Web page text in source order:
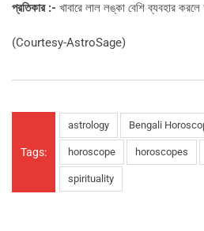
প্রতিকার :- খাবারে লাল লঙ্কা বেশি ব্যবহার
(Courtesy-AstroSage)
Tags:
astrology Bengali
horoscope horoscopes
spirituality